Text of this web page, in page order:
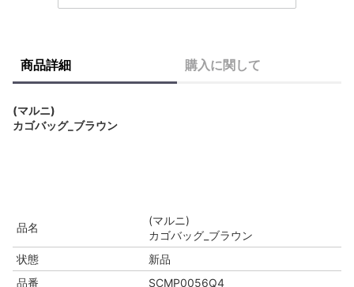
商品詳細 購入に関して
(マルニ)
カゴバッグ_ブラウン
品名
(マルニ)
カゴバッグ_ブラウン
状態
新品
品番
SCMP0056Q4